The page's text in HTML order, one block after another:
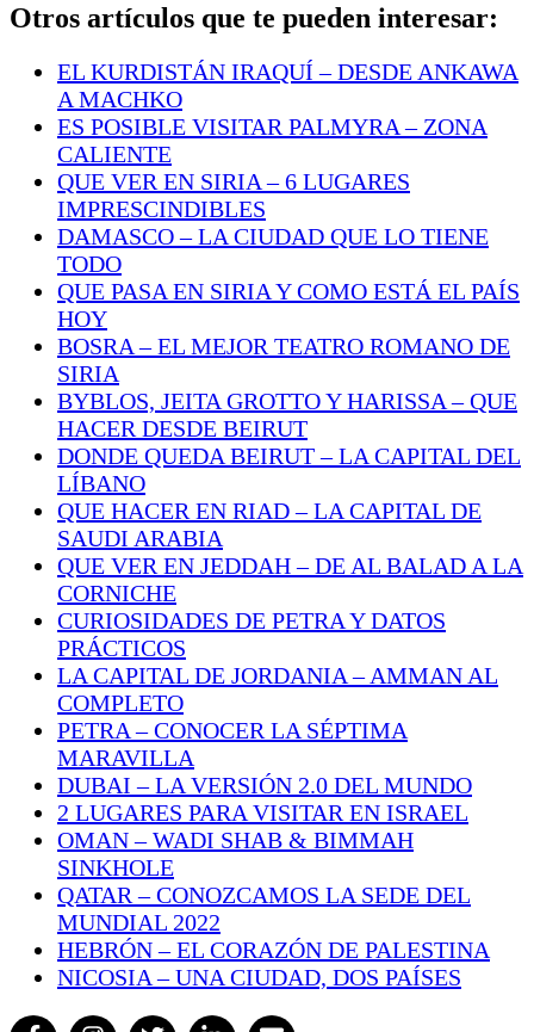
Otros artículos que te pueden interesar:
EL KURDISTÁN IRAQUÍ – DESDE ANKAWA
A MACHKO
ES POSIBLE VISITAR PALMYRA – ZONA
CALIENTE
QUE VER EN SIRIA – 6 LUGARES
IMPRESCINDIBLES
DAMASCO – LA CIUDAD QUE LO TIENE
TODO
QUE PASA EN SIRIA Y COMO ESTÁ EL PAÍS
HOY
BOSRA – EL MEJOR TEATRO ROMANO DE
SIRIA
BYBLOS, JEITA GROTTO Y HARISSA – QUE
HACER DESDE BEIRUT
DONDE QUEDA BEIRUT – LA CAPITAL DEL
LÍBANO
QUE HACER EN RIAD – LA CAPITAL DE
SAUDI ARABIA
QUE VER EN JEDDAH – DE AL BALAD A LA
CORNICHE
CURIOSIDADES DE PETRA Y DATOS
PRÁCTICOS
LA CAPITAL DE JORDANIA – AMMAN AL
COMPLETO
PETRA – CONOCER LA SÉPTIMA
MARAVILLA
DUBAI – LA VERSIÓN 2.0 DEL MUNDO
2 LUGARES PARA VISITAR EN ISRAEL
OMAN – WADI SHAB & BIMMAH
SINKHOLE
QATAR – CONOZCAMOS LA SEDE DEL
MUNDIAL 2022
HEBRÓN – EL CORAZÓN DE PALESTINA
NICOSIA – UNA CIUDAD, DOS PAÍSES